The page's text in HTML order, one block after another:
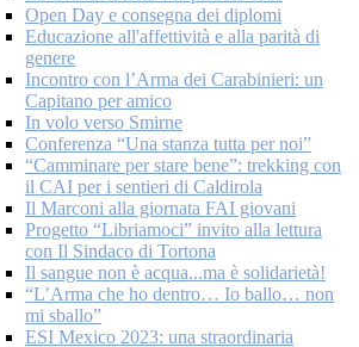
Open Day e consegna dei diplomi
Educazione all'affettività e alla parità di
genere
Incontro con l’Arma dei Carabinieri: un
Capitano per amico
In volo verso Smirne
Conferenza “Una stanza tutta per noi”
“Camminare per stare bene”: trekking con
il CAI per i sentieri di Caldirola
Il Marconi alla giornata FAI giovani
Progetto “Libriamoci” invito alla lettura
con Il Sindaco di Tortona
Il sangue non è acqua...ma è solidarietà!
“L’Arma che ho dentro… Io ballo… non
mi sballo”
ESI Mexico 2023: una straordinaria